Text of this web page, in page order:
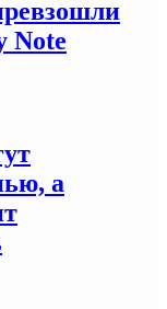
Note
а